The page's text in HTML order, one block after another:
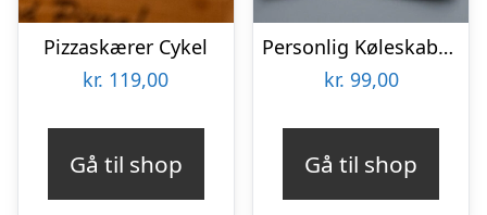
Pizzaskærer Cykel
kr. 119,00
Gå til shop
Personlig Køleskabsmagnet med Foto – Hjerte
kr. 99,00
Gå til shop